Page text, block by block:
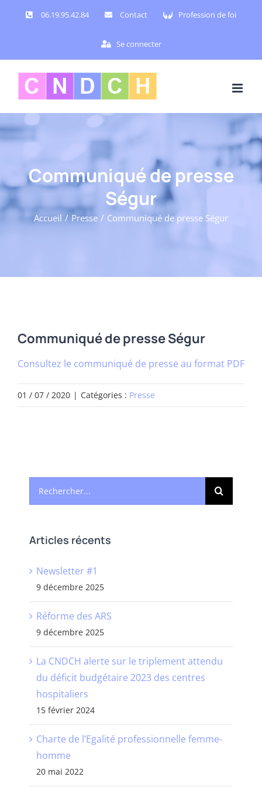
06.19.95.42.84 Contact Profession de foi
Se connecter
Communiqué de presse
Ségur
Accueil Presse Communiqué de presse Ségur
Communiqué de presse Ségur
Consultez le communiqué de presse au format PDF
01 / 07 / 2020 | Catégories : Presse
Rechercher:
Articles récents
Newsletter #1
9 décembre 2025
Réforme des ARS
9 décembre 2025
La CNDCH alerte sur le triplement attendu
du déficit budgétaire 2023 des centres
hospitaliers
15 février 2024
Charte de l’Egalité professionnelle femme-
homme
20 mai 2022